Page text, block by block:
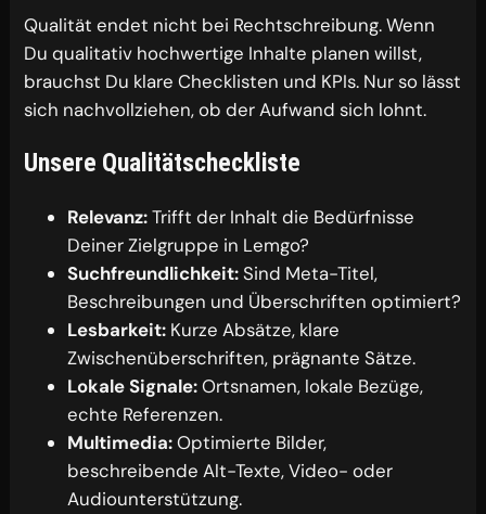
Qualität endet nicht bei Rechtschreibung. Wenn
Du qualitativ hochwertige Inhalte planen willst,
brauchst Du klare Checklisten und KPIs. Nur so lässt
sich nachvollziehen, ob der Aufwand sich lohnt.
Unsere Qualitätscheckliste
Relevanz:Trifft der Inhalt die Bedürfnisse
Deiner Zielgruppe in Lemgo?
Suchfreundlichkeit:Sind Meta-Titel,
Beschreibungen und Überschriften optimiert?
Lesbarkeit: Kurze Absätze, klare
Zwischenüberschriften, prägnante Sätze.
Lokale Signale:Ortsnamen, lokale Bezüge,
echte Referenzen.
Multimedia:Optimierte Bilder,
beschreibende Alt-Texte, Video- oder
Audiounterstützung.